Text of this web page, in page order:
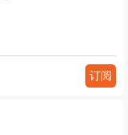
订阅